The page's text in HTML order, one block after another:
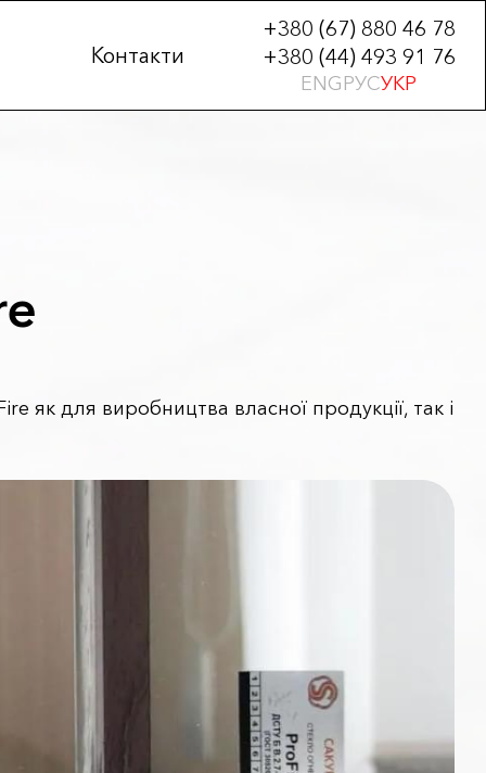
Контакти
+380 (67) 880 46 78
+380 (44) 493 91 76
ENGРУСУКР
як для виробництва власної продукції, так і